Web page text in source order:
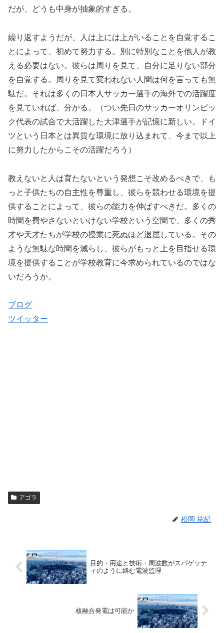
だが、どうも中身が抽象的すぎる。
繰り返すようだが、人は上には上がいることを自覚するこ
とによって、初めて努力する。別に特別なことを他人が教
える必要はない。彼らは周りを見て、自分に足りない部分
を自覚する。周りを見て変われない人間は何を言っても無
駄だ。それは多くの日本人サッカー選手の海外での活躍度
を見ていれば、分かる。（つい先日のサッカーオリンピッ
ク代表の試合で大活躍した大津選手が記憶に新しい。ドイ
ツという日本とは異質な環境に放り込まれて、今まで以上
に努力したからこその活躍だろう）
教えないと人は育たないという発想こそ改めるべきで、も
っと子供たちの自主性を尊重し、彼らを競わせる環境を提
供することによって、彼らの能力を伸ばすべきだ。多くの
時間を費やさないといけない学校という空間で、多くの秀
才や天才たちが学校の授業に死ぬほど退屈している。その
ような無駄な時間を減らし、彼らがもっと上を目指せる環
境を提供することが学校教育に今求められているのではな
いだろうか。
ブログ
ツイッター
アゴラ
松岡 祐紀
目的・用途と技術・周波数がスパゲッテ
ィのように絡む電波監理
核融合発電は可能か